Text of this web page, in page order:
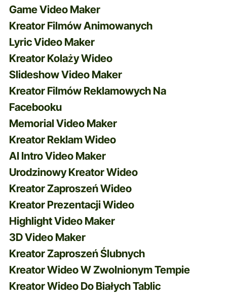
Game Video Maker
Kreator Filmów Animowanych
Lyric Video Maker
Kreator Kolaży Wideo
Slideshow Video Maker
Kreator Filmów Reklamowych Na
Facebooku
Memorial Video Maker
Kreator Reklam Wideo
AI Intro Video Maker
Urodzinowy Kreator Wideo
Kreator Zaproszeń Wideo
Kreator Prezentacji Wideo
Highlight Video Maker
3D Video Maker
Kreator Zaproszeń Ślubnych
Kreator Wideo W Zwolnionym Tempie
Kreator Wideo Do Białych Tablic